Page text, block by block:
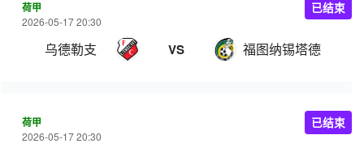
荷甲
2026-05-17 20:30
乌德勒支 VS 福图纳锡塔德
已结束
荷甲
2026-05-17 20:30
已结束